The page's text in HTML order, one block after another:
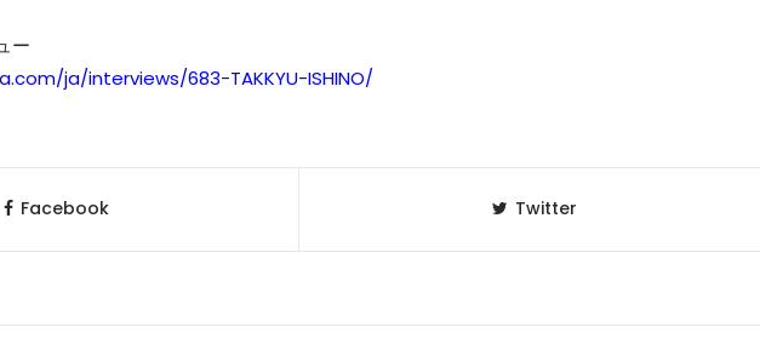
ー
ja/interviews/683-TAKKYU-ISHINO/
Facebook Twitter